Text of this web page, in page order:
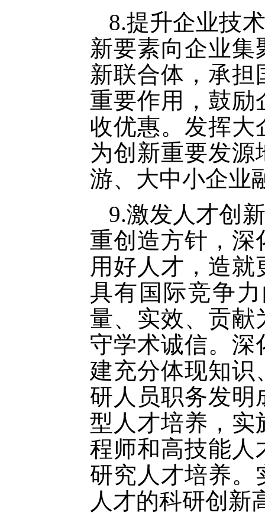
8.提升企业技
新要素向企业集
新联合体，承担
重要作用，鼓励
收优惠。发挥大
为创新重要发
游、大中小企业
9.激发人才创
重创造方针，深
用好人才，造
具有国际竞争
量、实效、贡献
守学术诚信。深
建充分体现知识
研人员职务发明
型人才培养，实
程师和高技能人
研究人才培养。
人才的科研创新